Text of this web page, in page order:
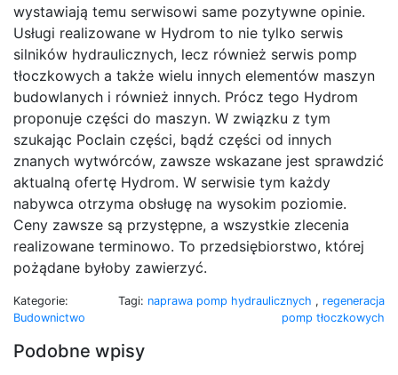
wystawiają temu serwisowi same pozytywne opinie.
Usługi realizowane w Hydrom to nie tylko serwis
silników hydraulicznych, lecz również serwis pomp
tłoczkowych a także wielu innych elementów maszyn
budowlanych i również innych. Prócz tego Hydrom
proponuje części do maszyn. W związku z tym
szukając Poclain części, bądź części od innych
znanych wytwórców, zawsze wskazane jest sprawdzić
aktualną ofertę Hydrom. W serwisie tym każdy
nabywca otrzyma obsługę na wysokim poziomie.
Ceny zawsze są przystępne, a wszystkie zlecenia
realizowane terminowo. To przedsiębiorstwo, której
pożądane byłoby zawierzyć.
Kategorie:
Budownictwo
Tagi: naprawa pomp hydraulicznych , regeneracja
pomp tłoczkowych
Podobne wpisy